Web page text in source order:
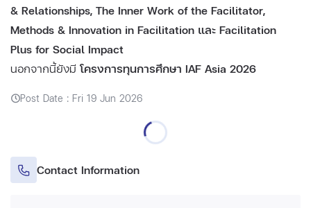
& Relationships, The Inner Work of the Facilitator,
Methods & Innovation in Facilitation และ Facilitation
Plus for Social Impact
นอกจากนี้ยังมีโครงการทุนการศึกษา IAF Asia 2026
Post Date : Fri 19 Jun 2026
Contact Information